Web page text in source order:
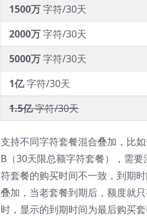
1500万字符/30天
2000万字符/30天
5000万字符/30天
1亿字符/30天
1.5亿字符/30天
支持不同字符套餐混合叠加，比
B（30天限总额字符套餐），需
符套餐的购买时间不一致，到期
叠加，当老套餐到期后，额度就
时，显示的到期时间为最后购买